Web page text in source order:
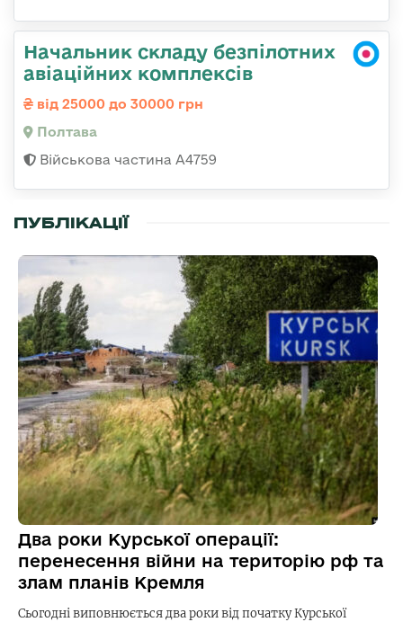
Начальник складу безпілотних
авіаційних комплексів
від 25000 до 30000 грн
Полтава
Військова частина А4759
ПУБЛІКАЦІЇ
Два роки Курської операції:
перенесення війни на територію рф та
злам планів Кремля
Сьогодні виповнюється два роки від початку Курської